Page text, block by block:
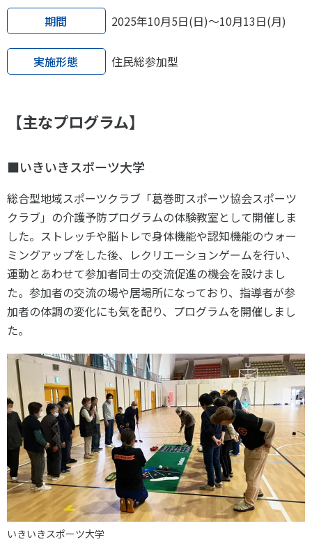
個人情報保護方針
自治体との連携
各教育機関との連携
スポーツ振興団体との連携
SPORT POLICY INCUBATOR ―スポーツ政策の『卵』 ―
Sport Topics
スポーツ 歴史の検証
スポーツ辞典
SSF BOOKS
期間 2025年10月5日(日)～10月13日(月)
実施形態 住民総参加型
【主なプログラム】
■いきいきスポーツ大学
総合型地域スポーツクラブ「葛巻町スポーツ協会スポーツ
クラブ」の介護予防プログラムの体験教室として開催しま
した。ストレッチや脳トレで身体機能や認知機能のウォー
ミングアップをした後、レクリエーションゲームを行い、
運動とあわせて参加者同士の交流促進の機会を設けまし
た。参加者の交流の場や居場所になっており、指導者が参
加者の体調の変化にも気を配り、プログラムを開催しまし
た。
いきいきスポーツ大学